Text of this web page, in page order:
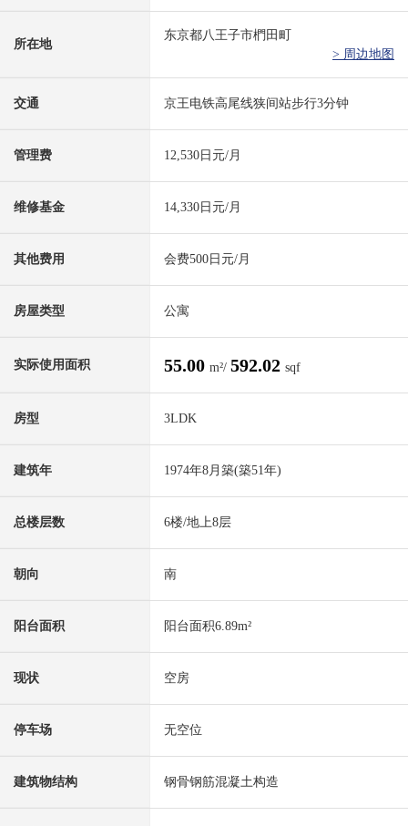
所在地
东京都八王子市椚田町
> 周边地图
交通 京王电铁高尾线狭间站步行3分钟
管理费 12,530日元/月
维修基金 14,330日元/月
其他费用 会费500日元/月
房屋类型 公寓
实际使用面积 55.00 m²/ 592.02 sqf
房型 3LDK
建筑年 1974年8月築(築51年)
总楼层数 6楼/地上8层
朝向 南
阳台面积 阳台面积6.89m²
现状 空房
停车场 无空位
建筑物结构 钢骨钢筋混凝土构造